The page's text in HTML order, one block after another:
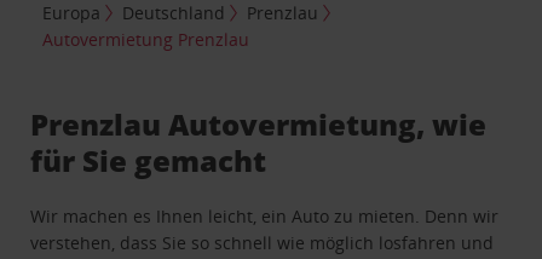
Europa
Deutschland
Prenzlau
Autovermietung Prenzlau
Prenzlau Autovermietung, wie
für Sie gemacht
Wir machen es Ihnen leicht, ein Auto zu mieten. Denn wir
verstehen, dass Sie so schnell wie möglich losfahren und